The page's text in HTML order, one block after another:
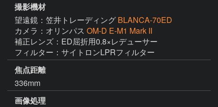
撮影機材
望遠鏡：笠井トレーディング BLANCA-70ED
カメラ：オリンパス OM-D E-M1 Mark II
補正レンズ：ED屈折用0.8×レデューサー
フィルター：サイトロンLPRフィルター
焦点距離
336mm
画像処理